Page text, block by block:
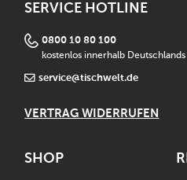
SERVICE HOTLINE
0800 10 80 100
kostenlos innerhalb Deutschlands
service@tischwelt.de
VERTRAG WIDERRUFEN
SHOP